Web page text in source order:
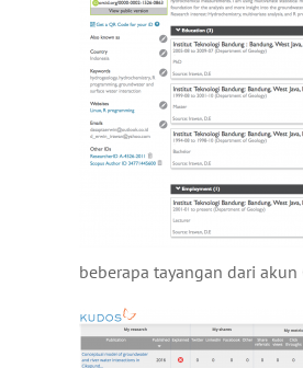
beberapa tayangan dari akun